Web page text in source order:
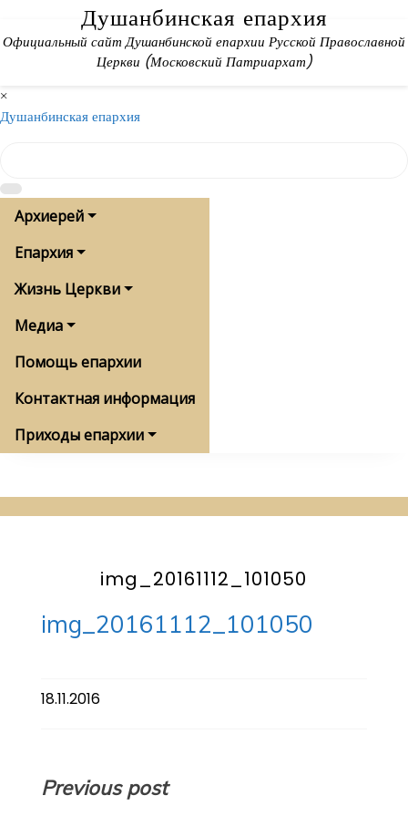
content
Душанбинская епархия
Официальный сайт Душанбинской епархии Русской Православной
Церкви (Московский Патриархат)
×
Душанбинская епархия
Архиерей
Епархия
Жизнь Церкви
Медиа
Помощь епархии
Контактная информация
Приходы епархии
img_20161112_101050
img_20161112_101050
18.11.2016
Навигация
Previous post